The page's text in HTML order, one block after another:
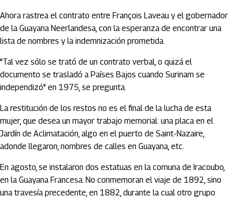
Ahora rastrea el contrato entre François Laveau y el gobernador
de la Guayana Neerlandesa, con la esperanza de encontrar una
lista de nombres y la indemnización prometida.
"Tal vez sólo se trató de un contrato verbal, o quizá el
documento se trasladó a Países Bajos cuando Surinam se
independizó" en 1975, se pregunta.
La restitución de los restos no es el final de la lucha de esta
mujer, que desea un mayor trabajo memorial: una placa en el
Jardín de Aclimatación, algo en el puerto de Saint-Nazaire,
adonde llegaron, nombres de calles en Guayana, etc.
En agosto, se instalaron dos estatuas en la comuna de Iracoubo,
en la Guayana Francesa. No conmemoran el viaje de 1892, sino
una travesía precedente, en 1882, durante la cual otro grupo